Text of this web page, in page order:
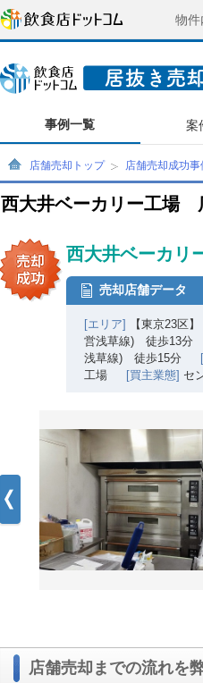
物件
事例一覧 案
店舗売却トップ 店舗売却成功事
西大井ベーカリー工場
西大井ベーカリ
売却店舗データ
[エリア] 【東京23区】
営浅草線) 徒歩13分
浅草線) 徒歩15分
工場
[買主業態] セ
店舗売却までの流れを